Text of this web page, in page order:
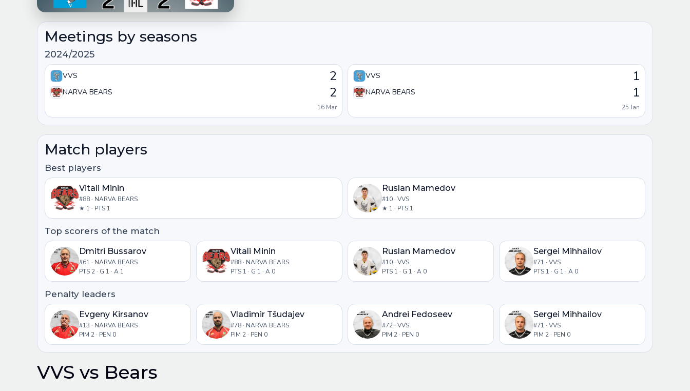
Meetings by seasons
2024/2025
VVS 2
NARVA BEARS 2
16 Mar
VVS 1
NARVA BEARS 1
25 Jan
Match players
Best players
Vitali Minin
#88 · NARVA BEARS
★ 1 · PTS 1
Ruslan Mamedov
#10 · VVS
★ 1 · PTS 1
Top scorers of the match
Dmitri Bussarov
#61 · NARVA BEARS
PTS 2 · G 1 · A 1
Vitali Minin
#88 · NARVA BEARS
PTS 1 · G 1 · A 0
Ruslan Mamedov
#10 · VVS
PTS 1 · G 1 · A 0
Sergei Mihhailov
#71 · VVS
PTS 1 · G 1 · A 0
Penalty leaders
Evgeny Kirsanov
#13 · NARVA BEARS
PIM 2 · PEN 0
Vladimir Tšudajev
#78 · NARVA BEARS
PIM 2 · PEN 0
Andrei Fedoseev
#72 · VVS
PIM 2 · PEN 0
Sergei Mihhailov
#71 · VVS
PIM 2 · PEN 0
VVS vs Bears